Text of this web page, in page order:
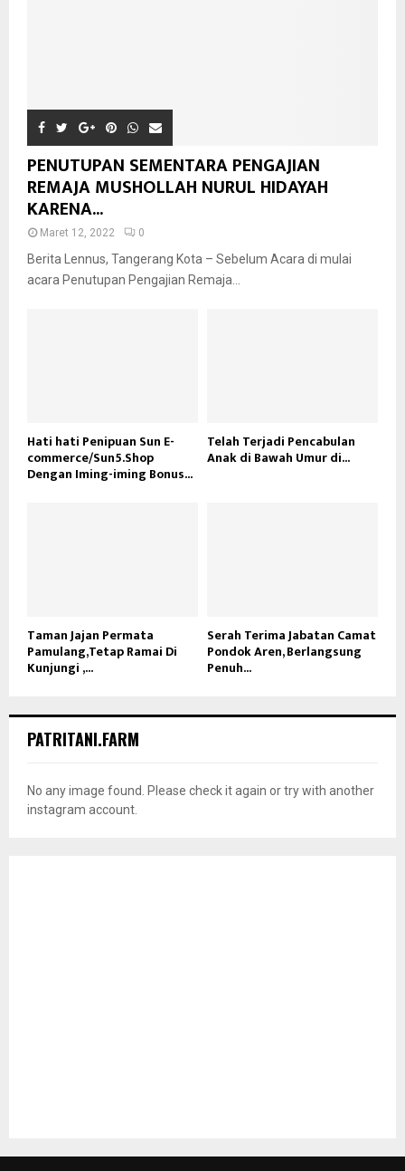
PENUTUPAN SEMENTARA PENGAJIAN
REMAJA MUSHOLLAH NURUL HIDAYAH
KARENA...
Maret 12, 2022 0
Berita Lennus, Tangerang Kota – Sebelum Acara di mulai
acara Penutupan Pengajian Remaja...
Hati hati Penipuan Sun E-
commerce/Sun5.Shop
Dengan Iming-iming Bonus...
Telah Terjadi Pencabulan
Anak di Bawah Umur di...
Taman Jajan Permata
Pamulang,Tetap Ramai Di
Kunjungi ,...
Serah Terima Jabatan Camat
Pondok Aren, Berlangsung
Penuh...
PATRITANI.FARM
No any image found. Please check it again or try with another
instagram account.